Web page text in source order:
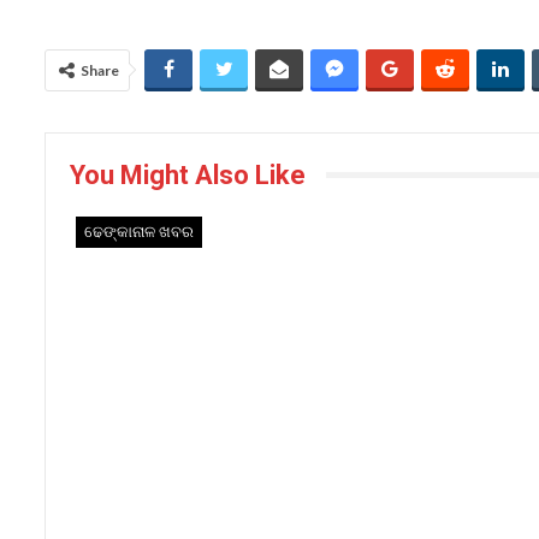
Share
You Might Also Like
ଢେଙ୍କାନାଳ ଖବର